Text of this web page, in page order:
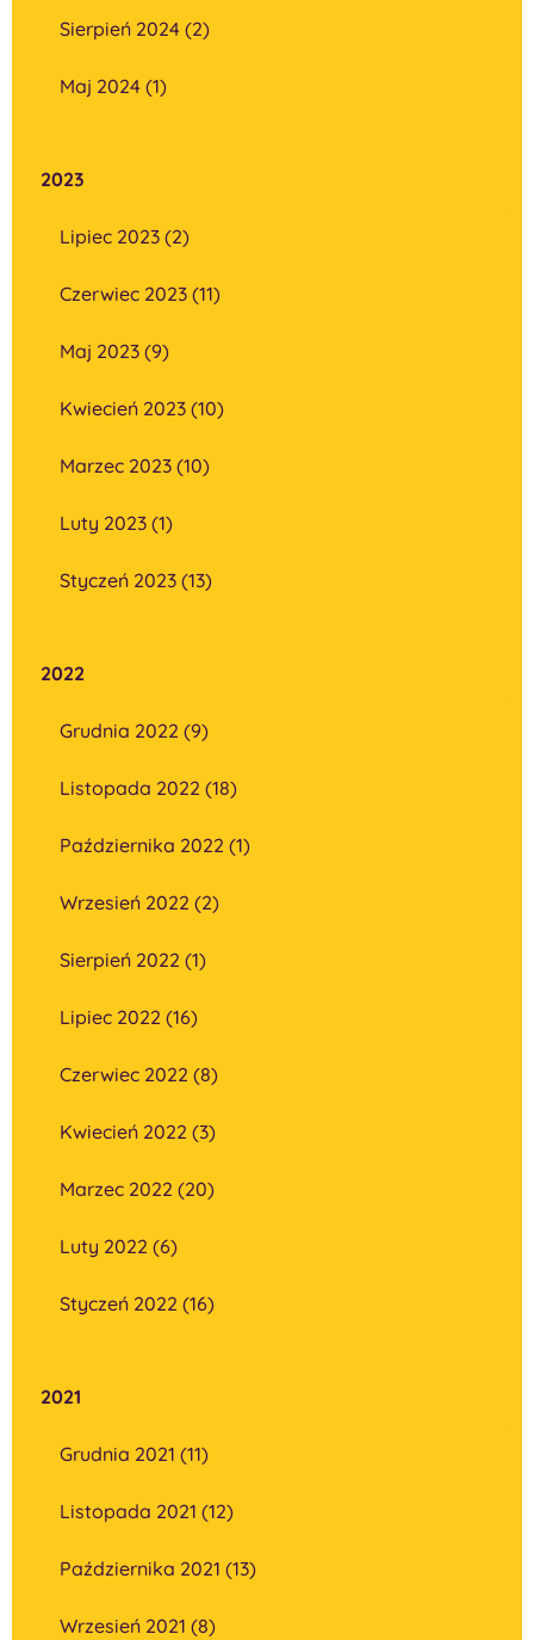
Sierpień 2024 (2)
Maj 2024 (1)
2023
Lipiec 2023 (2)
Czerwiec 2023 (11)
Maj 2023 (9)
Kwiecień 2023 (10)
Marzec 2023 (10)
Luty 2023 (1)
Styczeń 2023 (13)
2022
Grudnia 2022 (9)
Listopada 2022 (18)
Października 2022 (1)
Wrzesień 2022 (2)
Sierpień 2022 (1)
Lipiec 2022 (16)
Czerwiec 2022 (8)
Kwiecień 2022 (3)
Marzec 2022 (20)
Luty 2022 (6)
Styczeń 2022 (16)
2021
Grudnia 2021 (11)
Listopada 2021 (12)
Października 2021 (13)
Wrzesień 2021 (8)